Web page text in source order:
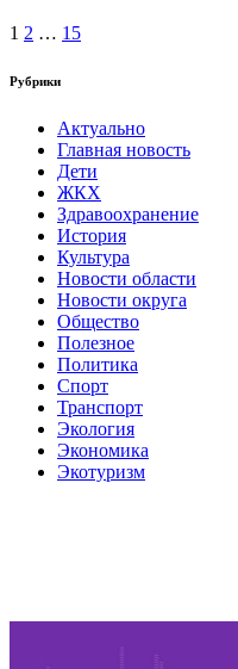
1 2 … 15
Рубрики
Актуально
Главная новость
Дети
ЖКХ
Здравоохранение
История
Культура
Новости области
Новости округа
Общество
Полезное
Политика
Спорт
Транспорт
Экология
Экономика
Экотуризм